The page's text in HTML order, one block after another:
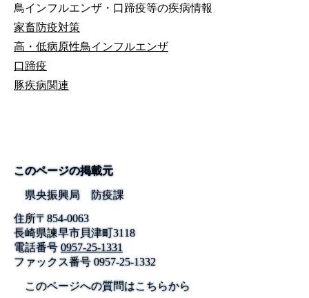
鳥インフルエンザ・口蹄疫等の疾病情報
家畜防疫対策
高・低病原性鳥インフルエンザ
口蹄疫
豚疾病関連
このページの掲載元
県央振興局 防疫課
住所〒854-0063
長崎県諫早市貝津町3118
電話番号 0957-25-1331
ファックス番号0957-25-1332
このページへの質問はこちらから